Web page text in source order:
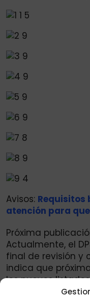
Avisos: Requisitos
atención para
Próxima
Actualmente, el
final de revisión y
indica que
los nuevos
2026. Estos